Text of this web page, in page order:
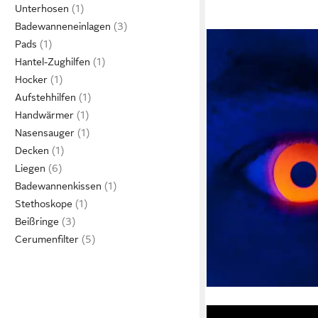
Unterhosen
Badewanneneinlagen
Pads
Hantel-Zughilfen
Hocker
Aufstehhilfen
Handwärmer
Nasensauger
Decken
Liegen
Badewannenkissen
Stethoskope
Beißringe
Cerumenfilter